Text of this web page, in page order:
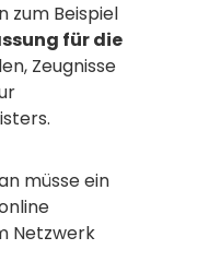
zum Beispiel
für die
Zeugnisse
müsse ein
Netzwerk